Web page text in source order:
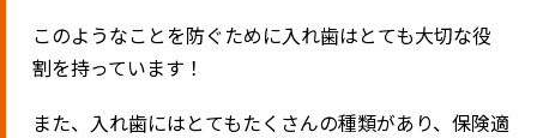
このようなことを防ぐために入れ歯はとても大切な役
割を持っています！
また、入れ歯にはとてもたくさんの種類があり、保険適